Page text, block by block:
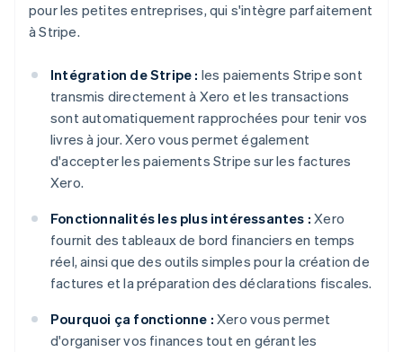
pour les petites entreprises, qui s'intègre parfaitement
à Stripe.
Intégration de Stripe : les paiements Stripe sont
transmis directement à Xero et les transactions
sont automatiquement rapprochées pour tenir vos
livres à jour. Xero vous permet également
d'accepter les paiements Stripe sur les factures
Xero.
Fonctionnalités les plus intéressantes : Xero
fournit des tableaux de bord financiers en temps
réel, ainsi que des outils simples pour la création de
factures et la préparation des déclarations fiscales.
Pourquoi ça fonctionne : Xero vous permet
d'organiser vos finances tout en gérant les